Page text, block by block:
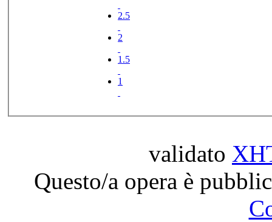
2.5
2
1.5
1
validato
Questo/a opera è